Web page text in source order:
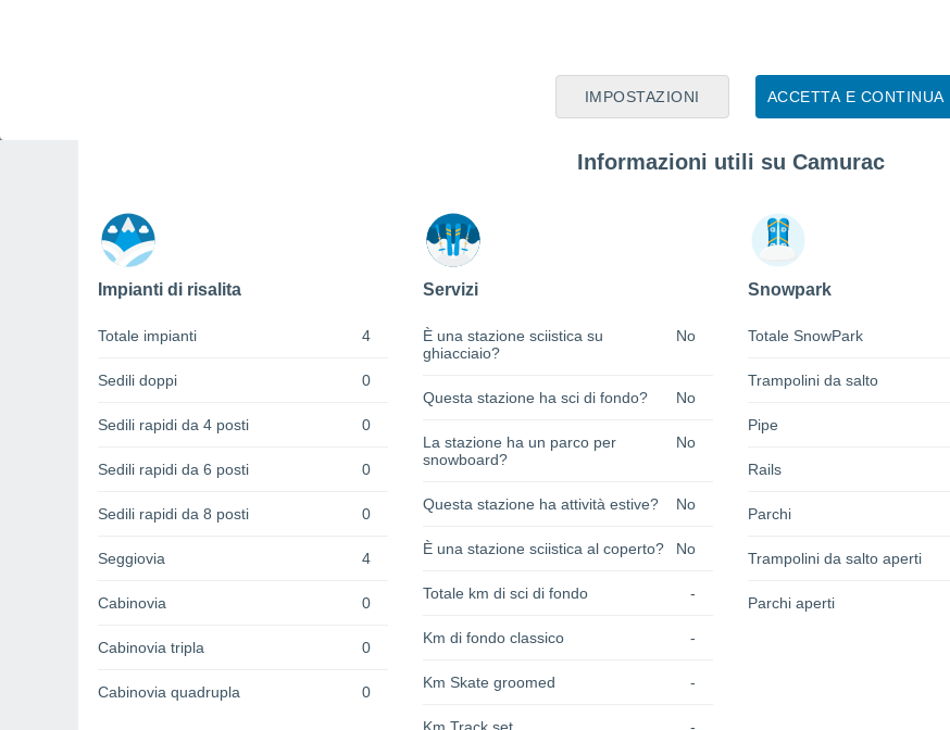
ACCETTA E CONTINUA
IMPOSTAZIONI
Informazioni utili su Camurac
Impianti di risalita
Totale impianti 4
Sedili doppi 0
Sedili rapidi da 4 posti 0
Sedili rapidi da 6 posti 0
Sedili rapidi da 8 posti 0
Seggiovia 4
Cabinovia 0
Cabinovia tripla 0
Cabinovia quadrupla 0
Servizi
È una stazione sciistica su
ghiacciaio?
No
Questa stazione ha sci di fondo? No
La stazione ha un parco per
snowboard?
No
Questa stazione ha attività estive? No
È una stazione sciistica al coperto? No
Totale km di sci di fondo -
Km di fondo classico -
Km Skate groomed -
Snowpark
Totale SnowPark
Trampolini da salto
Pipe
Rails
Parchi
Trampolini da salto aperti
Parchi aperti